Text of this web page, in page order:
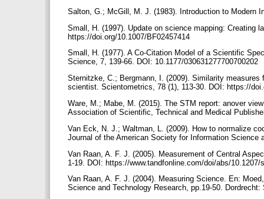
Salton, G.; McGill, M. J. (1983). Introduction to Modern
Small, H. (1997). Update on science mapping: Creating
https://doi.org/10.1007/BF02457414
Small, H. (1977). A Co-Citation Model of a Scientific
Science, 7, 139-66. DOI: 10.1177/030631277700700202
Sternitzke, C.; Bergmann, I. (2009). Similarity
scientist. Scientometrics, 78 (1), 113-30. DOI: https://
Ware, M.; Mabe, M. (2015). The STM report: anover
Association of Scientific, Technical and Medical
Van Eck, N. J.; Waltman, L. (2009). How to normalize
Journal of the American Society for Information
Van Raan, A. F. J. (2005). Measurement of Central
1-19. DOI: https://www.tandfonline.com/doi/abs/
Van Raan, A. F. J. (2004). Measuring Science. En:
Science and Technology Research, pp.19-50.